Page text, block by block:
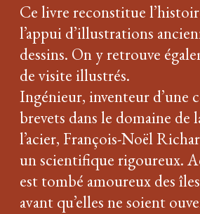
Ce livre reconstitue
l’appui d’illustrations
dessins. On y retrouve
de visite illustrés.
Ingénieur, inventeur d’une
brevets dans le domaine de
l’acier, François-Noël
un scientifique rigoureux.
est tombé amoureux des
avant qu’elles ne soient